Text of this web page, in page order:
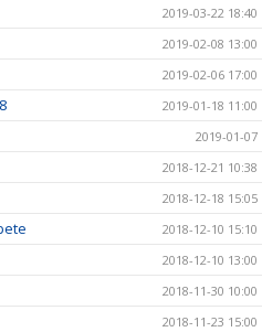
2019-03-22 18:40
2019-02-08 13:00
2019-02-06 17:00
2019-01-18 11:00
2019-01-07
2018-12-21 10:38
2018-12-18 15:05
2018-12-10 15:10
2018-12-10 13:00
2018-11-30 10:00
2018-11-23 15:00